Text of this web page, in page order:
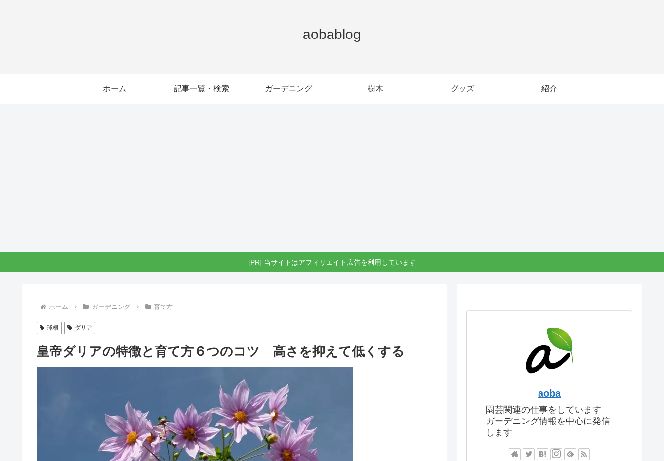
aobablog
ホーム 記事一覧・検索 ガーデニング 樹木 グッズ 紹介
[PR] 当サイトはアフィリエイト広告を利用しています
ホーム ガーデニング 育て方
球根 ダリア
皇帝ダリアの特徴と育て方６つのコツ 高さを抑えて低くする
aoba
園芸関連の仕事をしています
ガーデニング情報を中心に発信
します